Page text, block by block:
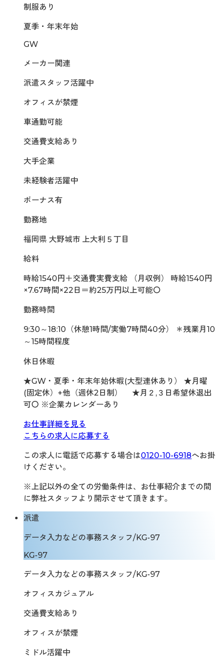
制服あり
夏季・年末年始
GW
メーカー関連
派遣スタッフ活躍中
オフィスが禁煙
車通勤可能
交通費支給あり
大手企業
未経験者活躍中
ボーナス有
勤務地
福岡県 大野城市 上大利５丁目
給料
時給1540円＋交通費実費支給 （月収例） 時給1540円
×7.67時間×22日＝約25万円以上可能〇
勤務時間
9:30～18:10（休憩1時間/実働7時間40分） ＊残業月10
～15時間程度
休日休暇
★GW・夏季・年末年始休暇(大型連休あり） ★月曜
(固定休）+他（週休2日制） ★月２,３日希望休退出
可〇 ※企業カレンダーあり
お仕事詳細を見る
こちらの求人に応募する
この求人に電話で応募する場合は0120-10-6918へお掛
けください。
※上記以外の全ての労働条件は、お仕事紹介までの間
に弊社スタッフより開示させて頂きます。
派遣
データ入力などの事務スタッフ/KG-97
KG-97
データ入力などの事務スタッフ/KG-97
オフィスカジュアル
交通費支給あり
オフィスが禁煙
ミドル活躍中